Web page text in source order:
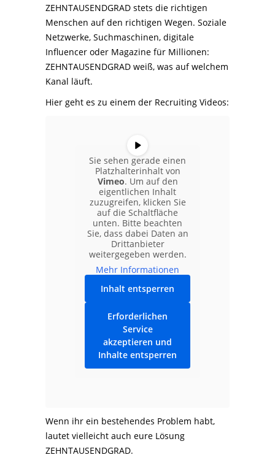
ZEHNTAUSENDGRAD stets die richtigen
Menschen auf den richtigen Wegen. Soziale
Netzwerke, Suchmaschinen, digitale
Influencer oder Magazine für Millionen:
ZEHNTAUSENDGRAD weiß, was auf welchem
Kanal läuft.
Hier geht es zu einem der Recruiting Videos:
Sie sehen gerade einen
Platzhalterinhalt von
Vimeo. Um auf den
eigentlichen Inhalt
zuzugreifen, klicken Sie
auf die Schaltfläche
unten. Bitte beachten
Sie, dass dabei Daten an
Drittanbieter
weitergegeben werden.
Mehr Informationen
Inhalt entsperren
Erforderlichen
Service
akzeptieren und
Inhalte entsperren
Wenn ihr ein bestehendes Problem habt,
lautet vielleicht auch eure Lösung
ZEHNTAUSENDGRAD.